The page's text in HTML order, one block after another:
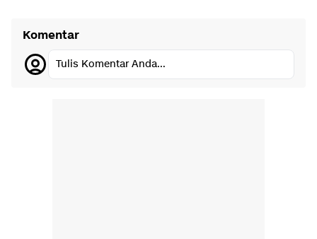
Komentar
Tulis Komentar Anda...